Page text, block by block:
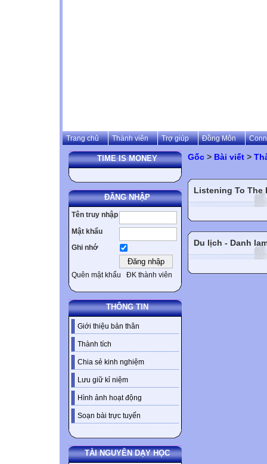
Trang chủ Thành viên Trợ giúp Đồng Môn
TIME IS MONEY
ĐĂNG NHẬP
Tên truy nhập
Mật khẩu
Ghi nhớ
Quên mật khẩu ĐK thành viên
THÔNG TIN
Giới thiệu bản thân
Thành tích
Chia sẻ kinh nghiệm
Lưu giữ kỉ niệm
Hình ảnh hoạt động
Soạn bài trực tuyến
TÀI NGUYÊN DẠY HỌC
Gốc > Bài viết >
Listening To The
Du lịch - Danh